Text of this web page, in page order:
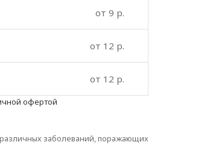
от 9 p.
от 12 p.
от 12 p.
офертой
заболеваний, поражающих